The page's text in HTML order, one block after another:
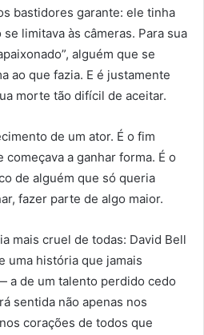
bastidores garante: ele tinha
limitava às câmeras. Para sua
alguém que se
ao que fazia. E é justamente
morte tão difícil de aceitar.
de um ator. É o fim
a ganhar forma. É o
de alguém que só queria
fazer parte de algo maior.
mais cruel de todas: David Bell
uma história que jamais
a de um talento perdido cedo
sentida não apenas nos
corações de todos que